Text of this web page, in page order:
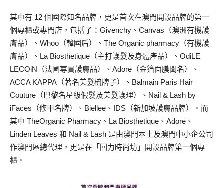
其中有 12 個國際知名品牌，更是首次在澳門開設品牌的第一
個專櫃或專門店，包括了： Givenchy、Canvas（澳洲有機護
膚品）、Whoo（韓國后）、The Organic pharmacy（有機護
膚品）、La Biosthetique（主打護髮及身體產品）、OdiLE
LECOiN（法國尊貴護膚品）、Adore（金箔面膜聞名）、
ACCA KAPPA（著名美髮梳牌子）、Balmain Paris Hair
Couture（巴黎名星級假髮及美髮護理）、Nail & Lash by
iFaces（修甲名牌）、Biellee、IDS（新加坡護膚品牌）。而
其中 TheOrganic Pharmacy、La Biosthetique、Adore、
Linden Leaves 和 Nail & Lash 是由澳門本土及澳門中小企公司
作澳門區總代理，更是在「回力時尚坊」開設品牌第一個專
櫃。